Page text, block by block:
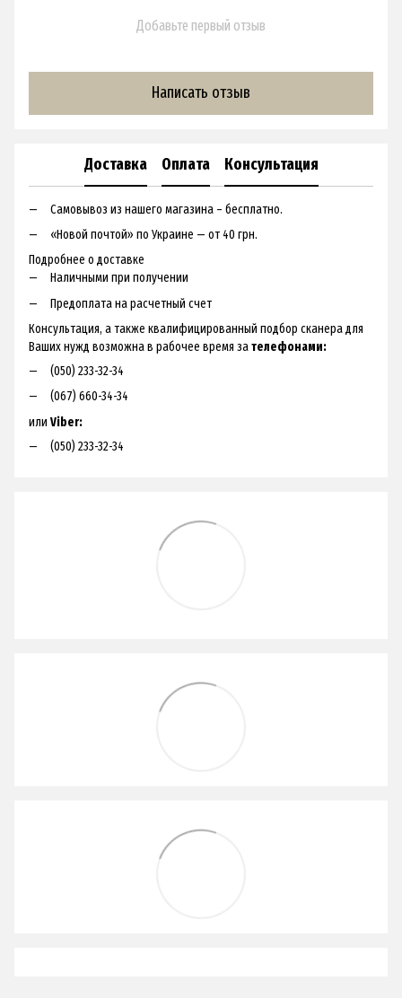
Добавьте первый отзыв
Написать отзыв
Доставка Оплата Консультация
Самовывоз из нашего магазина – бесплатно.
«Новой почтой» по Украине — от 40 грн.
Подробнее о доставке
Наличными при получении
Предоплата на расчетный счет
Консультация, а также квалифицированный подбор сканера для
Ваших нужд возможна в рабочее время зателефонами:
(050) 233-32-34
(067) 660-34-34
или Viber:
(050) 233-32-34